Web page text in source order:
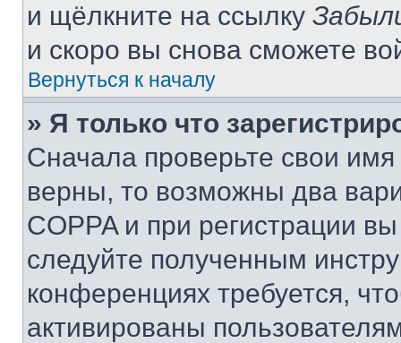
и щёлкните на ссылку
и скоро вы снова сможете
Вернуться к началу
» Я только что
Сначала проверьте свои
верны, то возможны два
COPPA и при регистрации
следуйте полученным
конференциях требуется,
активированы